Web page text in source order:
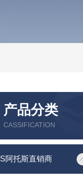
产品分类
CASSIFICATION
阿托斯直销商